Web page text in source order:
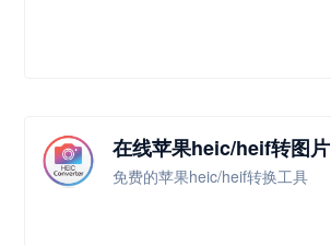
在线苹果heic/heif转图片
免费的苹果heic/heif转换工具